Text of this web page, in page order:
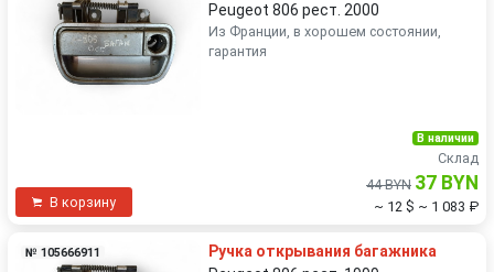
Peugeot 806 рест. 2000
Из Франции, в хорошем состоянии,
гарантия
В корзину
В наличии
Склад
44 BYN 37 BYN
~ 12 $ ~ 1 083 ₽
№ 105666911
Ручка открывания багажника